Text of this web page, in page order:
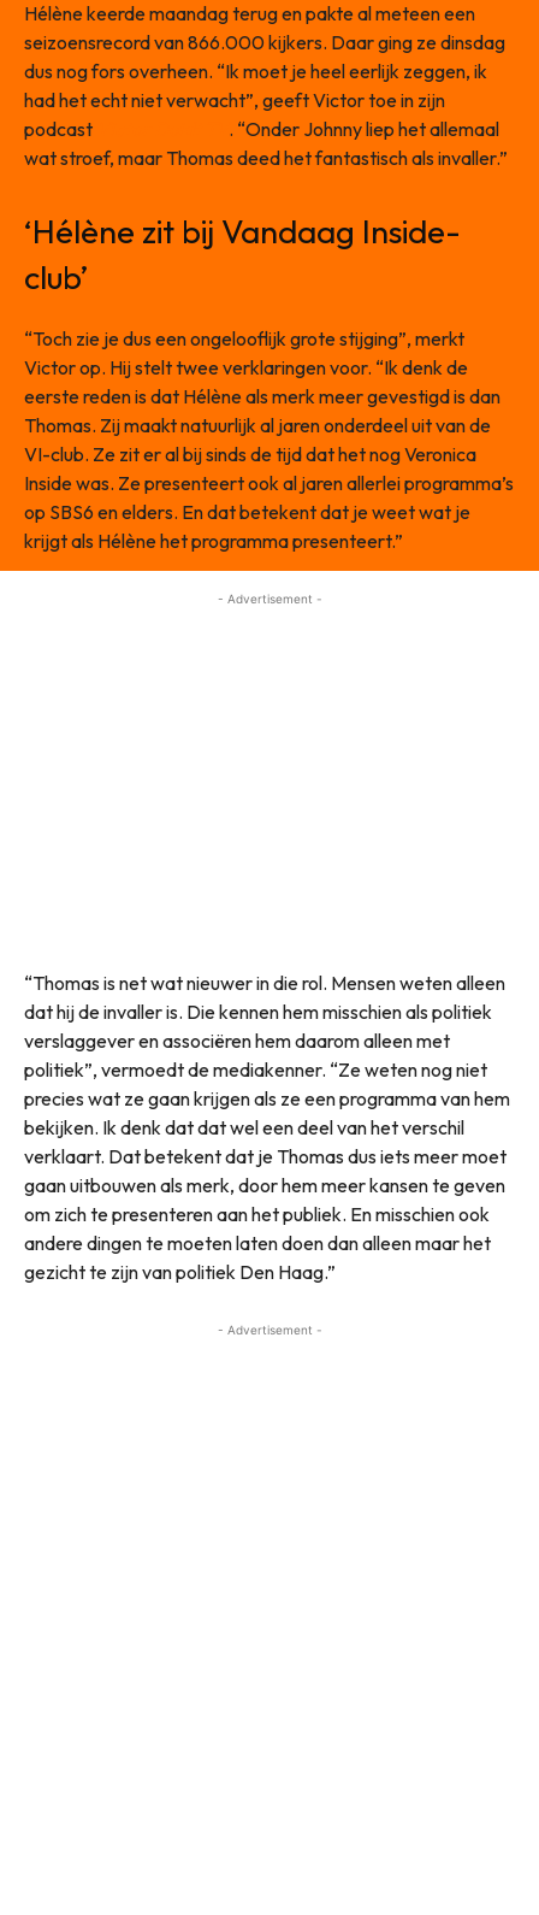
Hélène keerde maandag terug en pakte al meteen een
seizoensrecord van 866.000 kijkers. Daar ging ze dinsdag
dus nog fors overheen. “Ik moet je heel eerlijk zeggen, ik
had het echt niet verwacht”, geeft Victor toe in zijn
podcast
. “Onder Johnny liep het allemaal
wat stroef, maar Thomas deed het fantastisch als invaller.”
‘Hélène zit bij Vandaag Inside-
club’
“Toch zie je dus een ongelooflijk grote stijging”, merkt
Victor op. Hij stelt twee verklaringen voor. “Ik denk de
eerste reden is dat Hélène als merk meer gevestigd is dan
Thomas. Zij maakt natuurlijk al jaren onderdeel uit van de
VI-club. Ze zit er al bij sinds de tijd dat het nog Veronica
Inside was. Ze presenteert ook al jaren allerlei programma’s
op SBS6 en elders. En dat betekent dat je weet wat je
krijgt als Hélène het programma presenteert.”
- Advertisement -
“Thomas is net wat nieuwer in die rol. Mensen weten alleen
dat hij de invaller is. Die kennen hem misschien als politiek
verslaggever en associëren hem daarom alleen met
politiek”, vermoedt de mediakenner. “Ze weten nog niet
precies wat ze gaan krijgen als ze een programma van hem
bekijken. Ik denk dat dat wel een deel van het verschil
verklaart. Dat betekent dat je Thomas dus iets meer moet
gaan uitbouwen als merk, door hem meer kansen te geven
om zich te presenteren aan het publiek. En misschien ook
andere dingen te moeten laten doen dan alleen maar het
gezicht te zijn van politiek Den Haag.”
- Advertisement -